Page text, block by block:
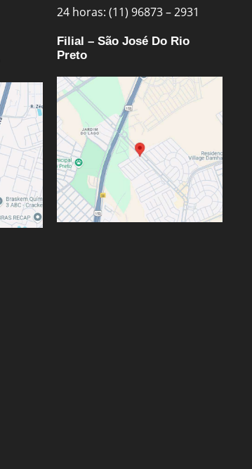
24 horas: (11) 96873 – 2931
Filial – São José Do Rio
Preto